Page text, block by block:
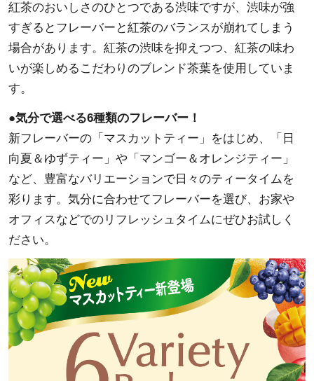
紅茶のおいしさのひとつである渋味ですが、渋味が強
すぎるとフレーバーと紅茶のバランスが崩れてしまう
場合があります。紅茶の渋味を抑えつつ、紅茶の味わ
いが楽しめるこだわりのブレンド茶葉を使用していま
す。
●気分で選べる6種類のフレーバー！
新フレーバーの「マスカットティー」をはじめ、「日
向夏＆ゆずティー」や「マンゴー＆オレンジティー」
など、豊富なバリエーションで日々のティータイムを
彩ります。気分に合わせてフレーバーを選び、お家や
オフィスなどでのリフレッシュタイムにぜひお試しく
ださい。